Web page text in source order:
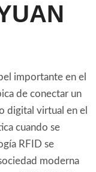
importante en el
de conectar un
digital virtual en el
cuando se
RFID se
moderna